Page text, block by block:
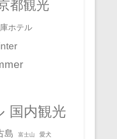
都観光
ホテル
国内観光
島 富士山 愛犬